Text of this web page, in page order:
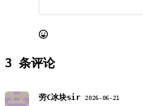
3 条评论
劳C冰块sir 2026-06-21